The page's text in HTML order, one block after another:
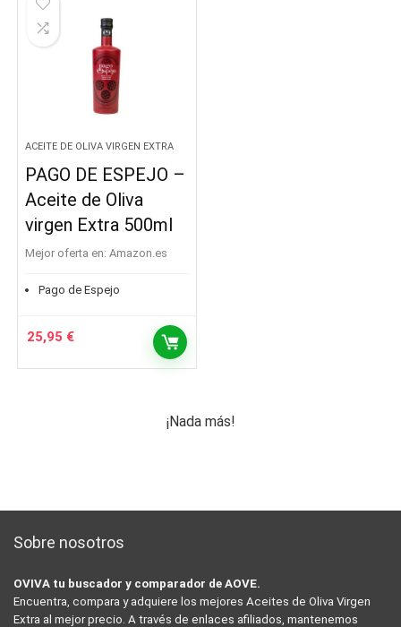
ACEITE DE OLIVA VIRGEN EXTRA
PAGO DE ESPEJO –
Aceite de Oliva
virgen Extra 500ml
Mejor oferta en: Amazon.es
Pago de Espejo
25,95 €
¡Nada más!
Sobre nosotros
OVIVA tu buscador y comparador de AOVE.
Encuentra, compara y adquiere los mejores Aceites de Oliva Virgen
Extra al mejor precio. A través de enlaces afiliados, mantenemos